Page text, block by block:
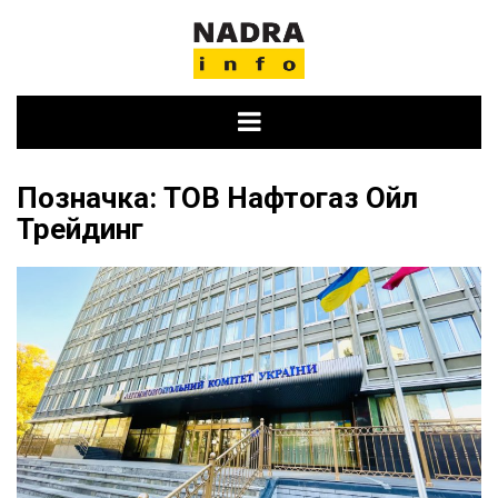
Позначка: ТОВ Нафтогаз Ойл
Трейдинг